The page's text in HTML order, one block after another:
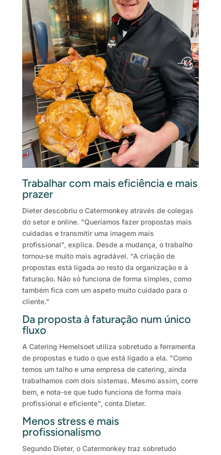
Trabalhar com mais eficiência e mais
prazer
Dieter descobriu o Catermonkey através de colegas
do setor e online. "Queríamos fazer propostas mais
cuidadas e transmitir uma imagem mais
profissional", explica. Desde a mudança, o trabalho
tornou-se muito mais agradável. "A criação de
propostas está ligada ao resto da organização e à
faturação. Não só funciona de forma simples, como
também fica com um aspeto muito cuidado para o
cliente."
Da proposta à faturação num único
fluxo
A Catering Hemelsoet utiliza sobretudo a ferramenta
de propostas e tudo o que está ligado a ela. "Como
temos um talho e uma empresa de catering, ainda
trabalhamos com dois sistemas. Mesmo assim, corre
bem, e nota-se que tudo funciona de forma mais
profissional e eficiente", conta Dieter.
Menos stress e mais
profissionalismo
Segundo Dieter, o Catermonkey traz sobretudo